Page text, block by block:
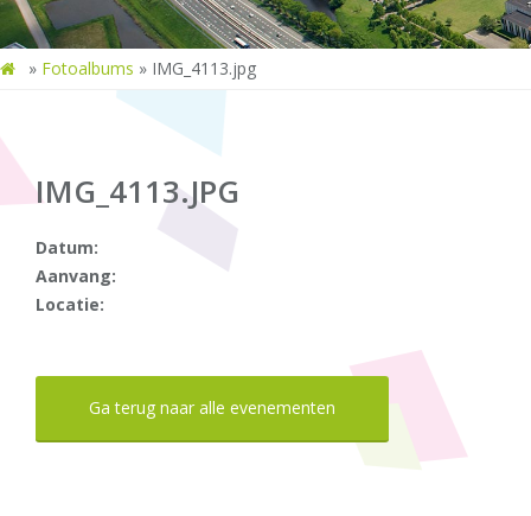
» Fotoalbums » IMG_4113.jpg
IMG_4113.JPG
Datum:
Aanvang:
Locatie:
Ga terug naar alle evenementen